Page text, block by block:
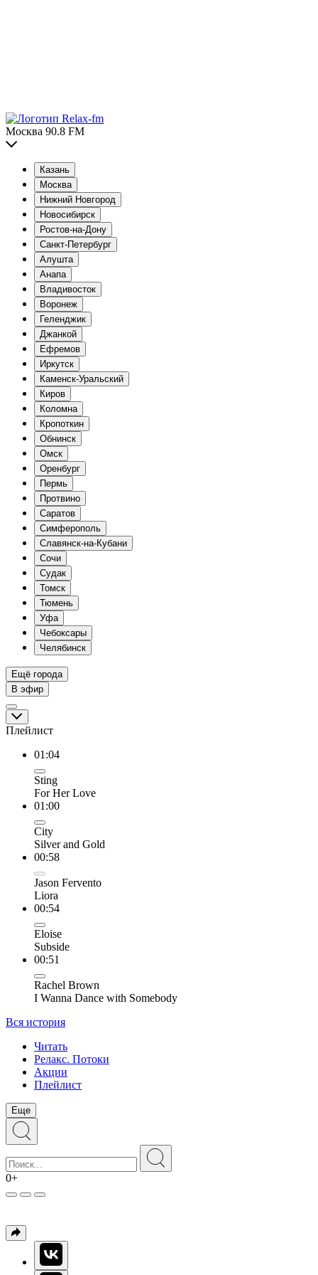
Москва 90.8 FM
Казань
Москва
Нижний Новгород
Новосибирск
Ростов-на-Дону
Санкт-Петербург
Алушта
Анапа
Владивосток
Воронеж
Геленджик
Джанкой
Ефремов
Иркутск
Каменск-Уральский
Киров
Коломна
Кропоткин
Обнинск
Омск
Оренбург
Пермь
Протвино
Саратов
Симферополь
Славянск-на-Кубани
Сочи
Судак
Томск
Тюмень
Уфа
Чебоксары
Челябинск
Ещё города
В эфир
Плейлист
01:04
Sting
For Her Love
01:00
City
Silver and Gold
00:58
Jason Fervento
Liora
00:54
Eloise
Subside
00:51
Rachel Brown
I Wanna Dance with Somebody
Вся история
Читать
Релакс. Потоки
Акции
Плейлист
Еще
0+